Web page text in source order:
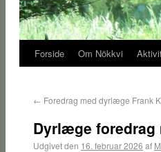
Forside Om Nökkvi
← Foredrag med dyrlæge Frank
Dyrlæge foredrag
Udgivet den 16. februar 2026 af